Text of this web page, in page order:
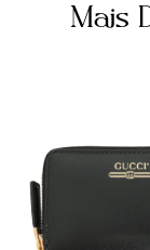
Marrom
Ocasião
Dia a Dia
Mais